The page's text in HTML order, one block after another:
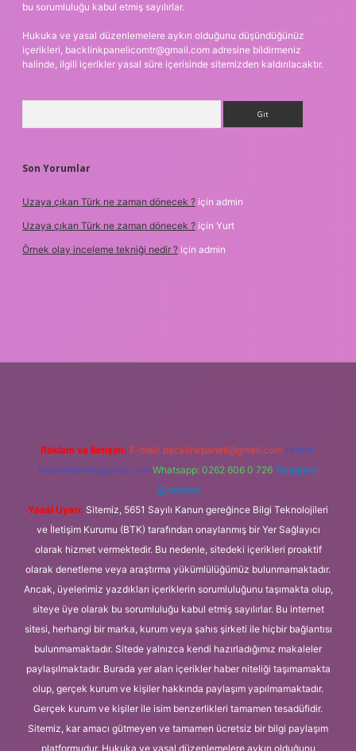
bu sorumluluğu kabul etmiş sayılırlar.
Hukuka ve yasal düzenlemelere aykırı olduğunu düşündüğünüz
içerikleri, backlinkpanelicomtr@gmail.com adresine bildirmeniz
halinde, ilgili içerikler yasal süre içerisinde sitemizden kaldırılacaktır.
Son Yorumlar
Uzaya çıkan Türk ne zaman dönecek ? için admin
Uzaya çıkan Türk ne zaman dönecek ? için Yurt
Örnek olay inceleme tekniği nedir ? için admin
Reklam ve İletişim: E-mail: backlinkpaneli@gmail.com Teams:
forumhizmeti@gmail.com Whatsapp: 0262 606 0 726 Telegram:
@karabul
Yasal Uyarı: Sitemiz, 5651 Sayılı Kanun gereğince Bilgi Teknolojileri
ve İletişim Kurumu (BTK) tarafından onaylanmış bir Yer Sağlayıcı
olarak hizmet vermektedir. Bu nedenle, sitedeki içerikleri proaktif
olarak denetleme veya araştırma yükümlülüğümüz bulunmamaktadır.
Ancak, üyelerimiz yazdıkları içeriklerin sorumluluğunu taşımakta olup,
siteye üye olarak bu sorumluluğu kabul etmiş sayılırlar. Bu internet
sitesi, herhangi bir marka, kurum veya şahıs şirketi ile hiçbir bağlantısı
bulunmamaktadır. Sitede yalnızca kendi hazırladığımız makaleler
paylaşılmaktadır. Burada yer alan içerikler haber niteliği taşımamakta
olup, gerçek kurum ve kişiler hakkında paylaşım yapılmamaktadır.
Gerçek kurum ve kişiler ile isim benzerlikleri tamamen tesadüfidir.
Sitemiz, kar amacı gütmeyen ve tamamen ücretsiz bir bilgi paylaşım
platformudur. Hukuka ve yasal düzenlemelere aykırı olduğunu